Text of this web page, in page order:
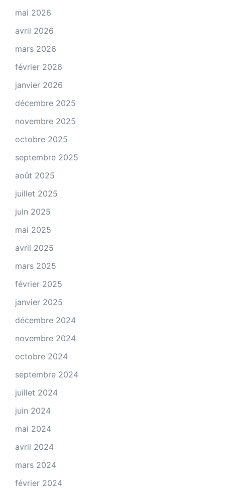
mai 2026
avril 2026
mars 2026
février 2026
janvier 2026
décembre 2025
novembre 2025
octobre 2025
septembre 2025
août 2025
juillet 2025
juin 2025
mai 2025
avril 2025
mars 2025
février 2025
janvier 2025
décembre 2024
novembre 2024
octobre 2024
septembre 2024
juillet 2024
juin 2024
mai 2024
avril 2024
mars 2024
février 2024